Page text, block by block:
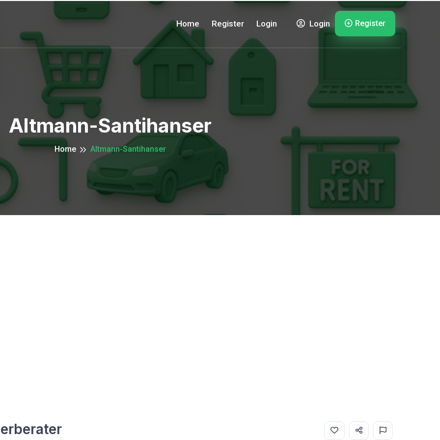
Home Register Login Login Register
Altmann-Santihanser
Home Altmann-Santihanser